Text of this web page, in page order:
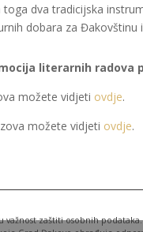
važnost zaštiti osobnih
dva tradicijska
dobara za Đakovštinu
literarnih radova
možete vidjeti ovdje.
možete vidjeti ovdje.